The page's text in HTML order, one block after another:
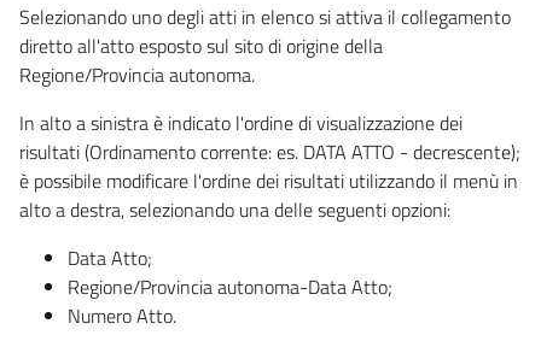
Selezionando uno degli atti in elenco si attiva il collegamento
diretto all'atto esposto sul sito di origine della
Regione/Provincia autonoma.
In alto a sinistra è indicato l'ordine di visualizzazione dei
risultati (Ordinamento corrente: es. DATA ATTO - decrescente);
è possibile modificare l'ordine dei risultati utilizzando il menù in
alto a destra, selezionando una delle seguenti opzioni:
Data Atto;
Regione/Provincia autonoma-Data Atto;
Numero Atto.